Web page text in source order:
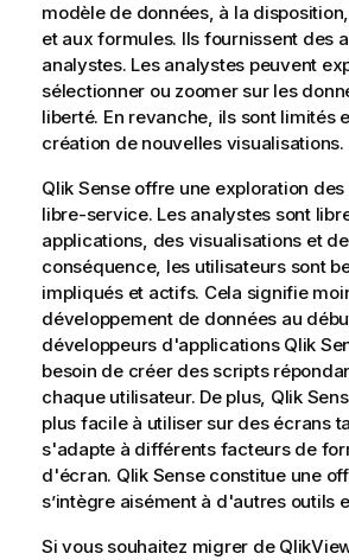
modèle de données, à la
et aux formules. Ils fournissent des
analystes. Les analystes peuvent
sélectionner ou zoomer sur les
liberté. En revanche, ils sont limités
création de nouvelles visualisations.
Qlik Senseoffre une exploration des
libre-service. Les analystes sont
applications, des visualisations et
conséquence, les utilisateurs sont
impliqués et actifs. Cela signifie
développement de données au
développeurs d'applications Qlik
besoin de créer des scripts
chaque utilisateur. De plus, Qlik
plus facile à utiliser sur des écrans
s'adapte à différents facteurs de
d'écran. Qlik Senseconstitue une
s’intègre aisément à d'autres outils
Si vous souhaitez migrer de